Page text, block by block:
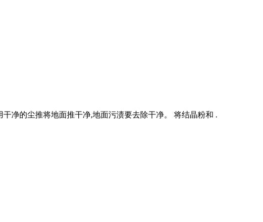
净的尘推将地面推干净,地面污渍要去除干净。 将结晶粉和 .